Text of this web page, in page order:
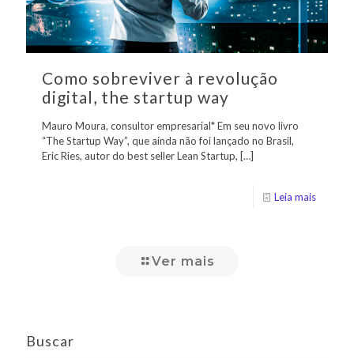
Como sobreviver à revolução
digital, the startup way
Mauro Moura, consultor empresarial* Em seu novo livro
“The Startup Way”, que ainda não foi lançado no Brasil,
Eric Ries, autor do best seller Lean Startup, […]
Leia mais
Ver mais
Buscar